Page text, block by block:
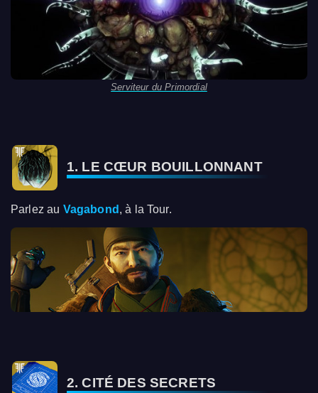
Serviteur du Primordial
1. LE CŒUR BOUILLONNANT
Parlez au Vagabond , à la Tour.
2. CITÉ DES SECRETS